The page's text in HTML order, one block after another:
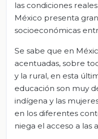
las condiciones
México presenta
socioeconómicas
Se sabe que en
acentuadas, sobre
y la rural, en esta
educación son muy
indígena y las
en los diferentes
niega el acceso a las